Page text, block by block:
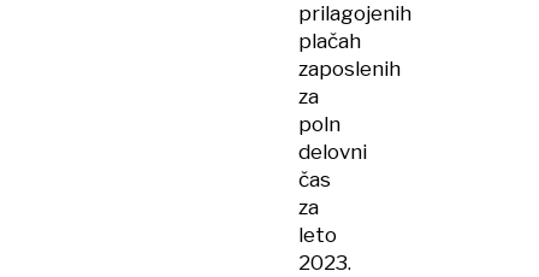
prilagojenih
plačah
zaposlenih
za
poln
delovni
čas
za
leto
2023.